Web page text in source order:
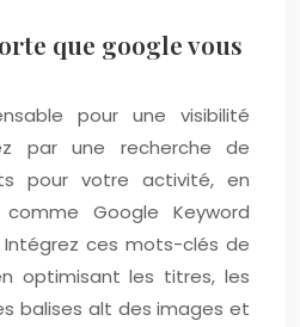
que google vous
pour une visibilité
par une recherche de
pour votre activité, en
Google Keyword
Intégrez ces mots-clés de
optimisant les titres, les
balises alt des images et